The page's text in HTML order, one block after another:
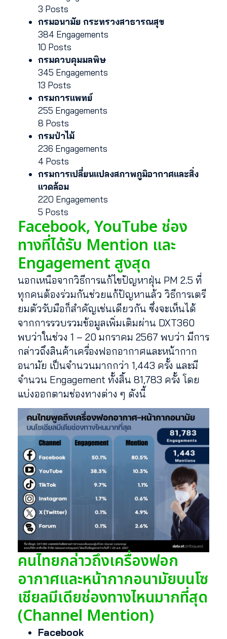
3 Posts
กรมอนามัย กระทรวงสาธารณสุข
384 Engagements
10 Posts
กรมควบคุมมลพิษ
345 Engagements
13 Posts
กรมการแพทย์
255 Engagements
8 Posts
กรมป่าไม้
236 Engagements
4 Posts
กรมการเปลี่ยนแปลงสภาพภูมิอากาศและสิ่ง
แวดล้อม
220 Engagements
5 Posts
Facebook, YouTube ช่อง
ทางที่ได้รับ Mention และ
Engagement สูงสุด
นอกเหนือจากวิธีการแก้ไขปัญหาฝุ่น PM 2.5 ที่
ทุกคนต้องร่วมกันช่วยแก้ปัญหาแล้ว วิธีการเตรี
ยมตัวรับมือก็สำคัญเช่นเดียวกัน ซึ่งจะเห็นได้
จากการรวบรวมข้อมูลเพิ่มเติมผ่าน DXT360
พบว่าในช่วง 1 – 20 มกราคม 2567 พบว่า มีการ
กล่าวถึงสินค้าเครื่องฟอกอากาศและหน้ากาก
อนามัย เป็นจำนวนมากกว่า 1,443 ครั้ง และมี
จำนวน Engagement ทั้งสิ้น 81,783 ครั้ง โดย
แบ่งออกตามช่องทางต่าง ๆ ดังนี้
คนไทยกล่าวถึงเครื่องฟอก
อากาศและหน้ากากอนามัยบนโซ
เชียลมีเดียช่องทางไหนมากที่สุด
(Channel Mention)
Facebook